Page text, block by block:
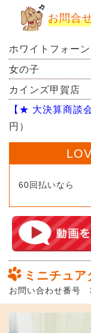
お問合
ホワイトフォーン
女の子
カインズ甲賀店
【★ 大決算商談
円）
60回払いなら
ミニチュ
お問い合わせ番号